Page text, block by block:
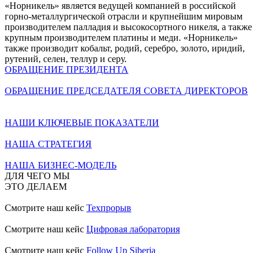
«Норникель» является ведущей компанией в российской
горно-металлургической отрасли и крупнейшим мировым
производителем палладия и высокосортного никеля, а также
крупным производителем платины и меди. «Норникель»
также производит кобальт, родий, серебро, золото, иридий,
рутений, селен, теллур и серу.
ОБРАЩЕНИЕ ПРЕЗИДЕНТА
ОБРАЩЕНИЕ ПРЕДСЕДАТЕЛЯ СОВЕТА ДИРЕКТОРОВ
НАШИ КЛЮЧЕВЫЕ ПОКАЗАТЕЛИ
НАША СТРАТЕГИЯ
НАША БИЗНЕС-МОДЕЛЬ
ДЛЯ ЧЕГО МЫ
ЭТО ДЕЛАЕМ
Смотрите наш кейс Техпрорыв
Смотрите наш кейс Цифровая лаборатория
Смотрите наш кейс Follow Up Siberia